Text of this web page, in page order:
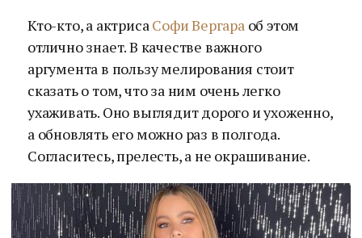
Кто-кто, а актрисаСофи Вергараоб этом
отлично знает. В качестве важного
аргумента в пользу мелирования стоит
сказать о том, что за ним очень легко
ухаживать. Оно выглядит дорого и ухоженно,
а обновлять его можно раз в полгода.
Согласитесь, прелесть, а не окрашивание.